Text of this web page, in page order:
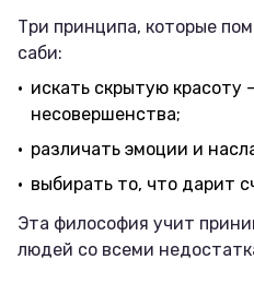
Три принципа, которые
саби:
искать скрытую
несовершенства;
различать эмоции и
выбирать то, что дарит
Эта философия учит
людей со всеми